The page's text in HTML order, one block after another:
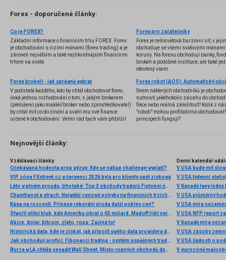
Forex - doporučené články:
Co je FOREX?
Základní informace o finančním trhu FOREX. Forex
je obchodování s cizími měnami (forex trading) a je
zároveň největším a také nejlikvidnějším finančním
trhem na světě.
Forex pro začátečníky
Forex je celosvětová burzovní síť, v
obchoduje se všemi světovými
koruny. Na forexu obchodují banky,
brokeři a podobné instituce, ale také
otevřený všem.
Forex brokeři - jak správně vybrat
V podstatě každého, kdo by chtěl obchodovat forex,
čeká jednou rozhodování o tom, s jakým brokerem
(přeloženo jako makléř/broker nebo zprostředkovatel)
by chtěl mít co do činění a svěřil mu své finance
určené k obchodování. Velmi rád bych vám přiblížil
několik příkladů nejznámějších z nich.
Snem některých obchodníků je
nutnosti jakéhokoliv zásahu do
fikce nebo reálná záležitost? Kolik z
"roboti" mohou profitabilně
principech fungují?
Nejnovější články:
Vzdělávací články
Očekávaná hodnota prop výzvy: Kdy se nákup challenge vyplatí?
VIP zóna FXstreet.cz v červenci 2026 byla pro klienty opět zisková
Léto v plném proudu, trhy také: Top 3 obchody traderů Fintokei na indexech a zlatě
Chamtivost a strach: Největší cenové pohyby na finančních trzích (červenec 2026)
Káva na rozcestí. Přinese rekordní úroda další pokles cen?
Stvořil elitní klub, kde Ameriku obral o 65 miliard. Madoff řídil největší Ponzi dějin
Akcie, dolar, bitcoin, zlato, ropa: Začíná to!
Historická data, kde je získat, jak připojit svého data providera do MultiCharts a proč je budeme potřebovat? (4. díl)
Jak obchodují profíci: Fibonacci trading - systém úspěšných traderů
Burza v LA chtěla sesadit Wall Street. Místo ropných obchodů dnes místem duní basy
Denní kalendář
V USA bude mít
V USA týdenní
V Kanadě Ivey index
V USA průměrný
V USA míra
V USA NFP report
V Kanadě míra
V USA zásoby
V USA žádosti o
V eurozóně